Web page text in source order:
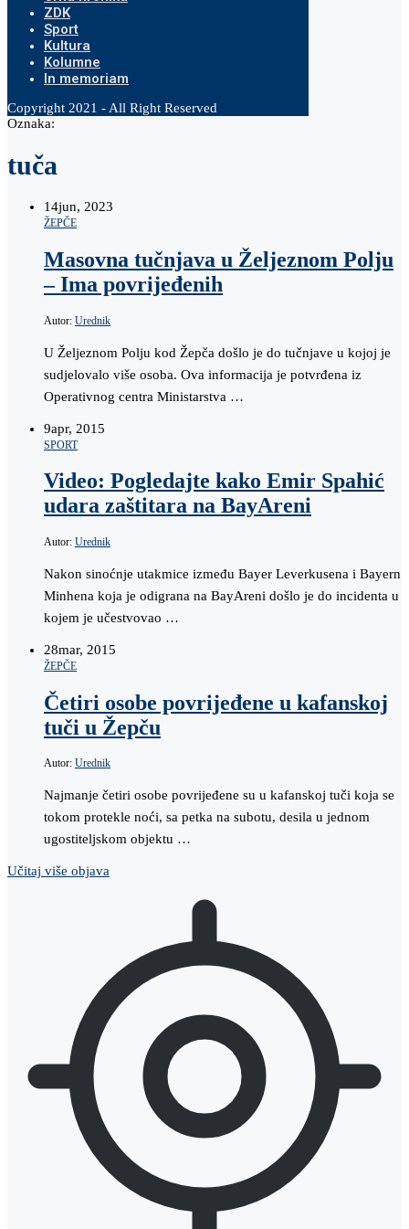
ZDK
Sport
Kultura
Kolumne
In memoriam
Copyright 2021 - All Right Reserved
Oznaka:
tuča
14jun, 2023
ŽEPČE
Masovna tučnjava u Željeznom Polju
– Ima povrijeđenih
Autor: Urednik
U Željeznom Polju kod Žepča došlo je do tučnjave u kojoj je
sudjelovalo više osoba. Ova informacija je potvrđena iz
Operativnog centra Ministarstva …
9apr, 2015
SPORT
Video: Pogledajte kako Emir Spahić
udara zaštitara na BayAreni
Autor: Urednik
Nakon sinoćnje utakmice između Bayer Leverkusena i Bayern
Minhena koja je odigrana na BayAreni došlo je do incidenta u
kojem je učestvovao …
28mar, 2015
ŽEPČE
Četiri osobe povrijeđene u kafanskoj
tuči u Žepču
Autor: Urednik
Najmanje četiri osobe povrijeđene su u kafanskoj tuči koja se
tokom protekle noći, sa petka na subotu, desila u jednom
ugostiteljskom objektu …
Učitaj više objava